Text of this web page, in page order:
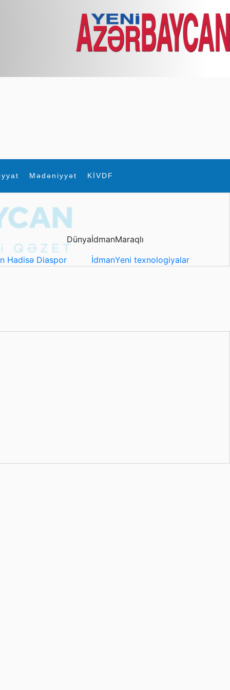
Mədəniyyət KİVDF
Hadisə Diaspor
Dünyaİdman
İdman
Maraqlı
Yeni texnologiyalar